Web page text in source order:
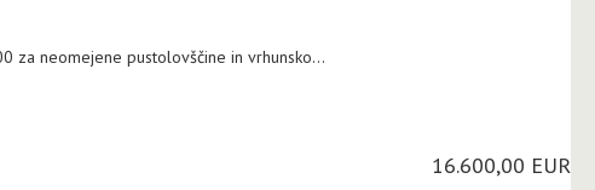
za neomejene pustolovščine in vrhunsko...
16.600,00 EUR